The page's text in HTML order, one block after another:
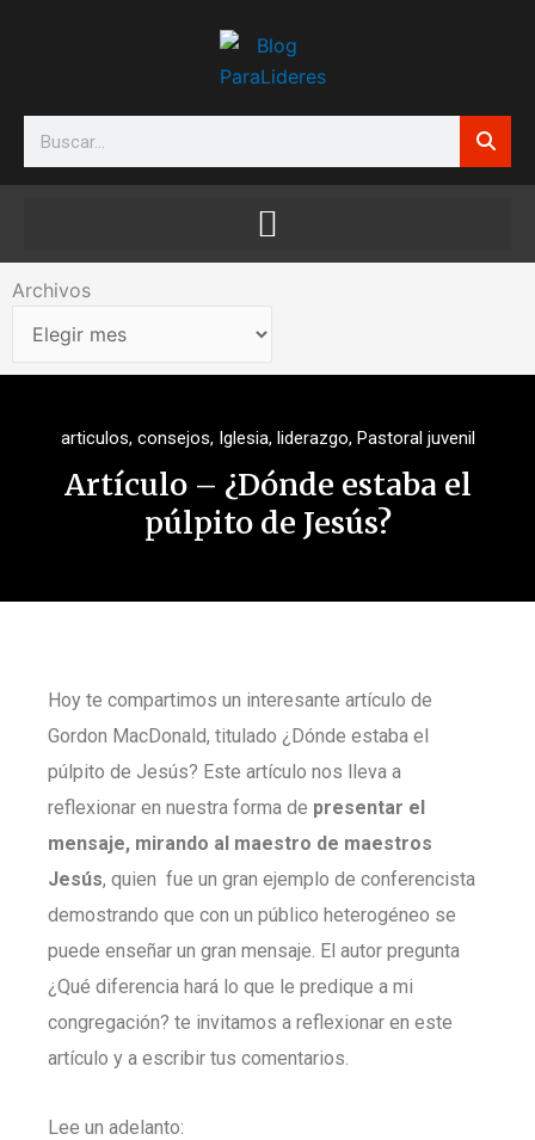
Search
Archivos
Archivos
articulos, consejos, Iglesia, liderazgo, Pastoral juvenil
Artículo – ¿Dónde estaba el
púlpito de Jesús?
Hoy te compartimos un interesante artículo de
Gordon MacDonald, titulado ¿Dónde estaba el
púlpito de Jesús? Este artículo nos lleva a
reflexionar en nuestra forma de presentar el
mensaje, mirando al maestro de maestros
Jesús, quien fue un gran ejemplo de conferencista
demostrando que con un público heterogéneo se
puede enseñar un gran mensaje. El autor pregunta
¿Qué diferencia hará lo que le predique a mi
congregación? te invitamos a reflexionar en este
artículo y a escribir tus comentarios.
Lee un adelanto: